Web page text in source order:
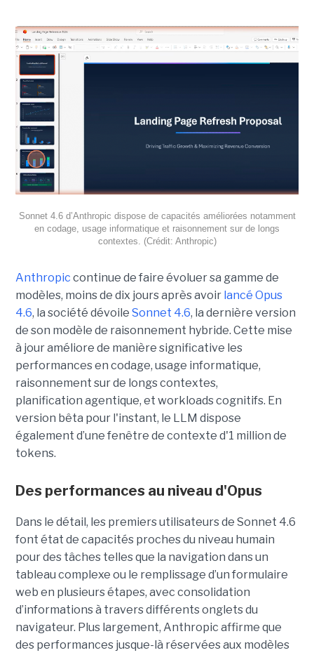
Sonnet 4.6 d’Anthropic dispose de capacités améliorées notamment
en codage, usage informatique et raisonnement sur de longs
contextes. (Crédit: Anthropic)
Anthropic continue de faire évoluer sa gamme de
modèles, moins de dix jours après avoir lancé Opus
4.6, la société dévoile Sonnet 4.6, la dernière version
de son modèle de raisonnement hybride. Cette mise
à jour améliore de manière significative les
performances en codage, usage informatique,
raisonnement sur de longs contextes,
planification agentique, et workloads cognitifs. En
version bêta pour l'instant, le LLM dispose
également d’une fenêtre de contexte d'1 million de
tokens.
Des performances au niveau d'Opus
Dans le détail, les premiers utilisateurs de Sonnet 4.6
font état de capacités proches du niveau humain
pour des tâches telles que la navigation dans un
tableau complexe ou le remplissage d’un formulaire
web en plusieurs étapes, avec consolidation
d’informations à travers différents onglets du
navigateur. Plus largement, Anthropic affirme que
des performances jusque-là réservées aux modèles